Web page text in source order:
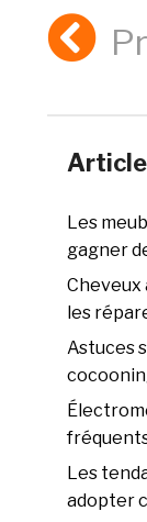
Les
gagner
Cheveux
les
Astuces
Les
adopter